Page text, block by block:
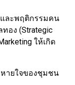
ละพฤติกรรมคน
อง (Strategic
ให้เกิด
หายใจของชุมชน